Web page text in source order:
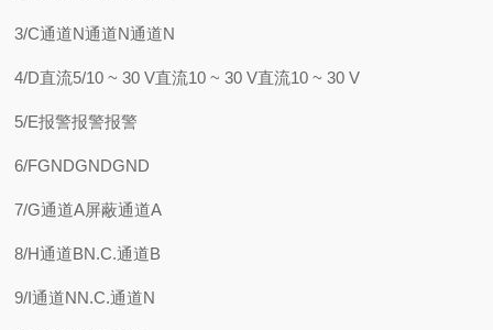
3/C通道N通道N通道N
4/D直流5/10 ~ 30 V直流10 ~ 30 V直流10 ~ 30 V
5/E报警报警报警
6/FGNDGNDGND
7/G通道A屏蔽通道A
8/H通道BN.C.通道B
9/I通道NN.C.通道N